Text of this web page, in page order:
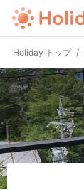
Holiday トップ